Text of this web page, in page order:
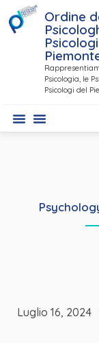
Ordine
Psicologia, le
Psicologi del
Luglio 16, 2024